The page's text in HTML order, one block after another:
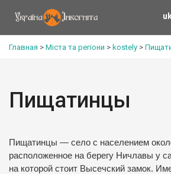
Главная > Міста та регіони > kostely >
Пищатинцы
Пищатинцы — село с населением
расположенное на берегу Ничлавы у
на которой стоит Высечский замок.